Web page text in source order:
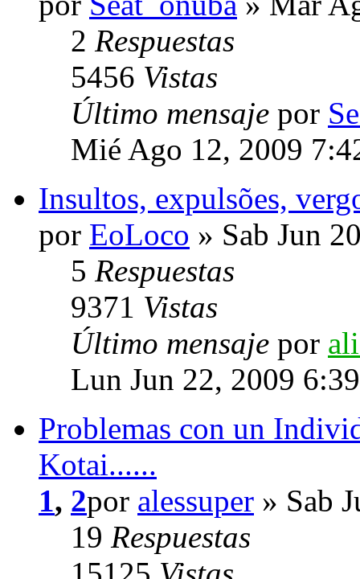
2 Respuestas
5456 Vistas
Último mensaje por
Mié Ago 12, 2009
Insultos, expulsões,
por EoLoco » Sab Jun
5 Respuestas
9371 Vistas
Último mensaje por
Lun Jun 22, 2009
Problemas con un
Kotai......
1, 2por alessuper » Sab
19 Respuestas